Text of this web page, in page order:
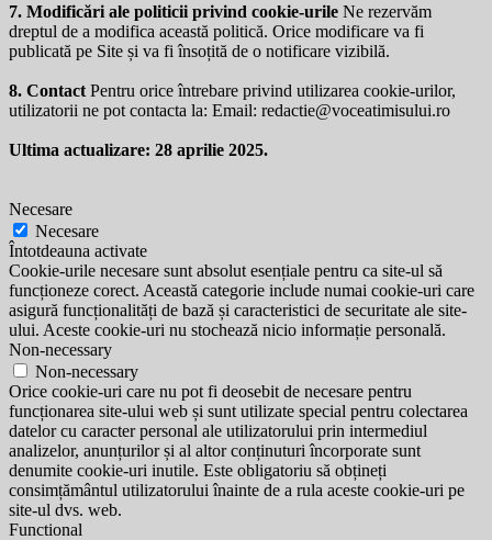
7. Modificări ale politicii privind cookie-urile Ne rezervăm
dreptul de a modifica această politică. Orice modificare va fi
publicată pe Site și va fi însoțită de o notificare vizibilă.
8. Contact Pentru orice întrebare privind utilizarea cookie-urilor,
utilizatorii ne pot contacta la: Email: redactie@voceatimisului.ro
Ultima actualizare: 28 aprilie 2025.
Necesare
Necesare
Întotdeauna activate
Cookie-urile necesare sunt absolut esențiale pentru ca site-ul să
funcționeze corect. Această categorie include numai cookie-uri care
asigură funcționalități de bază și caracteristici de securitate ale site-
ului. Aceste cookie-uri nu stochează nicio informație personală.
Non-necessary
Non-necessary
Orice cookie-uri care nu pot fi deosebit de necesare pentru
funcționarea site-ului web și sunt utilizate special pentru colectarea
datelor cu caracter personal ale utilizatorului prin intermediul
analizelor, anunțurilor și al altor conținuturi încorporate sunt
denumite cookie-uri inutile. Este obligatoriu să obțineți
consimțământul utilizatorului înainte de a rula aceste cookie-uri pe
site-ul dvs. web.
Functional